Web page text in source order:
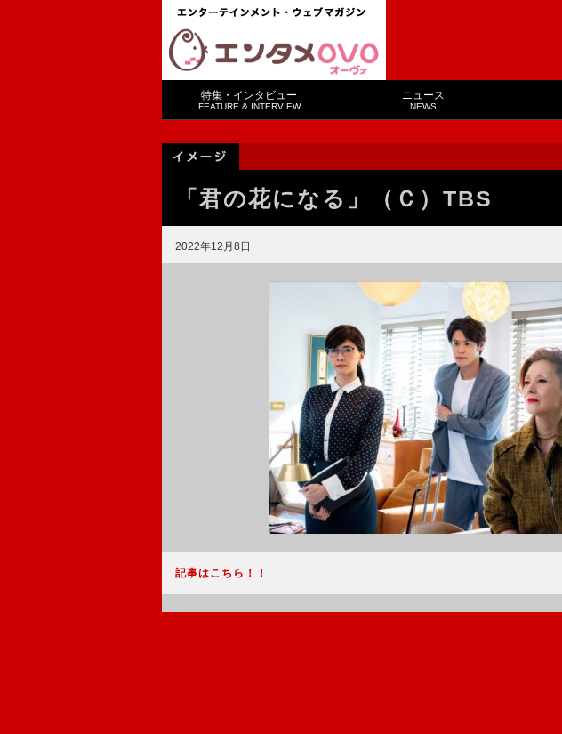
特集・インタビュー
FEATURE & INTERVIEW
ニュース
NEWS
「君の花になる」（Ｃ）TBS
2022年12月8日
記事はこちら！！